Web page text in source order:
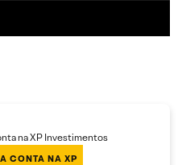
na XP Investimentos
CONTA NA XP